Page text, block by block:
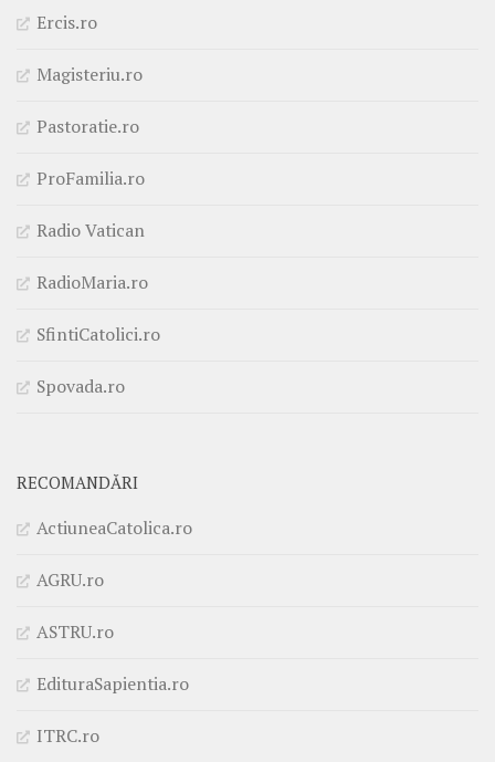
Ercis.ro
Magisteriu.ro
Pastoratie.ro
ProFamilia.ro
Radio Vatican
RadioMaria.ro
SfintiCatolici.ro
Spovada.ro
RECOMANDĂRI
ActiuneaCatolica.ro
AGRU.ro
ASTRU.ro
EdituraSapientia.ro
ITRC.ro